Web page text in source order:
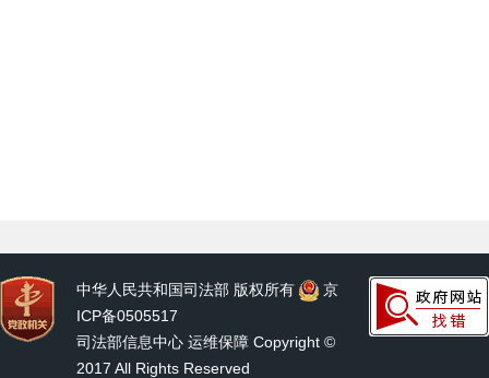
中华人民共和国司法部 版权所有
京
ICP备0505517
司法部信息中心 运维保障 Copyright ©
2017 All Rights Reserved